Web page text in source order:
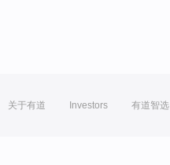
关于有道 Investors 有道智选